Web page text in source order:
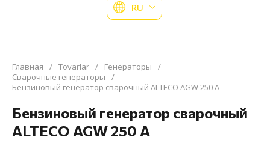
RU
Главная / Tovarlar / Генераторы
/
Сварочные генераторы
/
Бензиновый генератор сварочный ALTECO AGW 250 A
Бензиновый генератор сварочный
ALTECO AGW 250 A